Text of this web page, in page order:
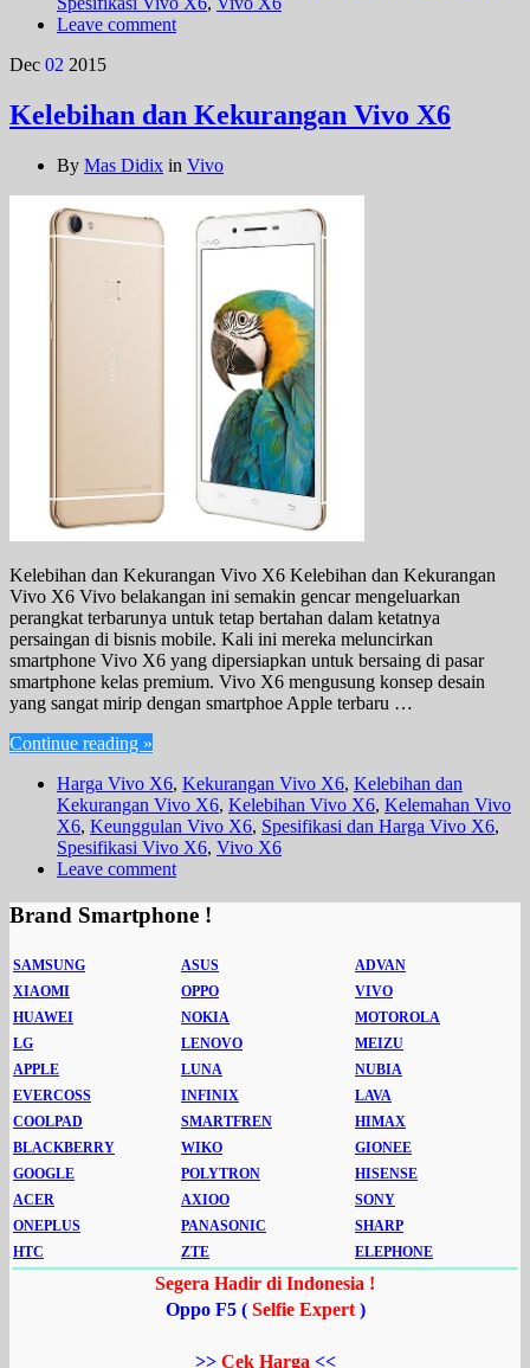
Leave comment
Dec 02 2015
Kelebihan dan Kekurangan Vivo X6
By Mas Didix in Vivo
Kelebihan dan Kekurangan Vivo X6 Kelebihan dan Kekurangan
Vivo X6 Vivo belakangan ini semakin gencar mengeluarkan
perangkat terbarunya untuk tetap bertahan dalam ketatnya
persaingan di bisnis mobile. Kali ini mereka meluncirkan
smartphone Vivo X6 yang dipersiapkan untuk bersaing di pasar
smartphone kelas premium. Vivo X6 mengusung konsep desain
yang sangat mirip dengan smartphoe Apple terbaru …
Continue reading »
Harga Vivo X6, Kekurangan Vivo X6, Kelebihan dan
Kekurangan Vivo X6, Kelebihan Vivo X6, Kelemahan Vivo
X6, Keunggulan Vivo X6, Spesifikasi dan Harga Vivo X6,
Spesifikasi Vivo X6, Vivo X6
Leave comment
Brand Smartphone !
SAMSUNG ASUS
ADVAN
XIAOMI
OPPO
VIVO
HUAWEI
NOKIA
MOTOROLA
LG
LENOVO
MEIZU
APPLE
LUNA
NUBIA
EVERCOSS
INFINIX
LAVA
COOLPAD
SMARTFREN
HIMAX
BLACKBERRY
WIKO
GIONEE
GOOGLE
POLYTRON
HISENSE
ACER
AXIOO
SONY
ONEPLUS
PANASONIC
SHARP
HTC
ZTE ELEPHONE
Segera Hadir di Indonesia !
Oppo F5 ( Selfie Expert)
>>Cek Harga <<